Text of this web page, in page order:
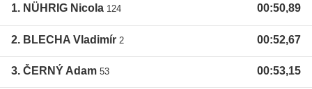
1. NÜHRIG Nicola 124 00:50,89
2. BLECHA Vladimír 2 00:52,67
3. ČERNÝ Adam 53 00:53,15